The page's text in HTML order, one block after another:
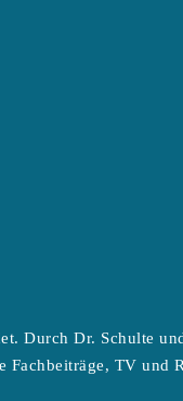
Durch Dr. Schulte
TV und